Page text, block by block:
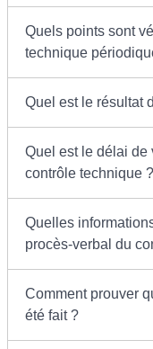
Quels points sont
technique
Quel est le résultat
Quel est le délai de
contrôle technique ?
Quelles
procès-verbal du
Comment prouver
été fait ?